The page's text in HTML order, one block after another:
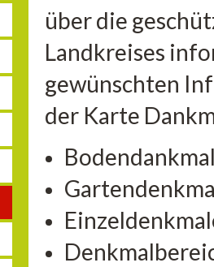
über die
Landkreises
gewünschten
der Karte